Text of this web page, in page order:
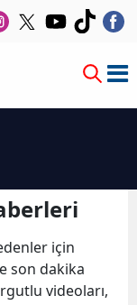
için
son dakika
videoları,